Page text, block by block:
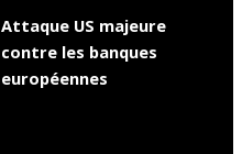
Attaque US majeure
contre les banques
européennes